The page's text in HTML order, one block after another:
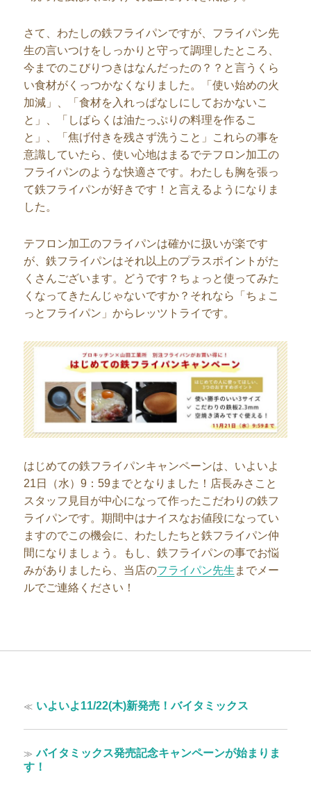
さて、わたしの鉄フライパンですが、フライパン先
生の言いつけをしっかりと守って調理したところ、
今までのこびりつきはなんだったの？？と言うくら
い食材がくっつかなくなりました。「使い始めの火
加減」、「食材を入れっぱなしにしておかないこ
と」、「しばらくは油たっぷりの料理を作るこ
と」、「焦げ付きを残さず洗うこと」これらの事を
意識していたら、使い心地はまるでテフロン加工の
フライパンのような快適さです。わたしも胸を張っ
て鉄フライパンが好きです！と言えるようになりま
した。
テフロン加工のフライパンは確かに扱いが楽です
が、鉄フライパンはそれ以上のプラスポイントがた
くさんございます。どうです？ちょっと使ってみた
くなってきたんじゃないですか？それなら「ちょこ
っとフライパン」からレッツトライです。
はじめての鉄フライパンキャンペーンは、いよいよ
21日（水）9：59までとなりました！店長みさこと
スタッフ見目が中心になって作ったこだわりの鉄フ
ライパンです。期間中はナイスなお値段になってい
ますのでこの機会に、わたしたちと鉄フライパン仲
間になりましょう。もし、鉄フライパンの事でお悩
みがありましたら、当店のフライパン先生 までメー
ルでご連絡ください！
稿
ナ
ビ
ゲ
≪ 過
の
投
稿:
いよいよ11/22(木)新発売！バイタミックス
≫ 次
の
バイタミックス発売記念キャンペーンが始まりま
す！